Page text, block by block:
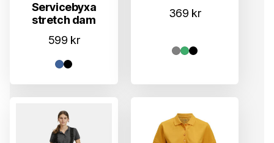
Servicebyxa
stretch dam
599 kr
369 kr